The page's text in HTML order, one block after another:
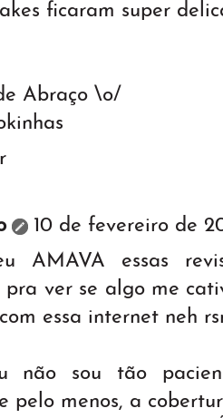
ficaram super
Abraço \o/
10 de fevereiro de
AMAVA essas
pra ver se algo me
essa internet neh
não sou tão
pelo menos, a